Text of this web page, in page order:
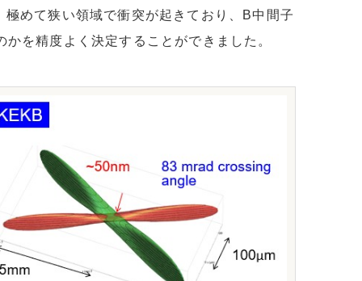
めて狭い領域で衝突が起きており、B中間子
を精度よく決定することができました。